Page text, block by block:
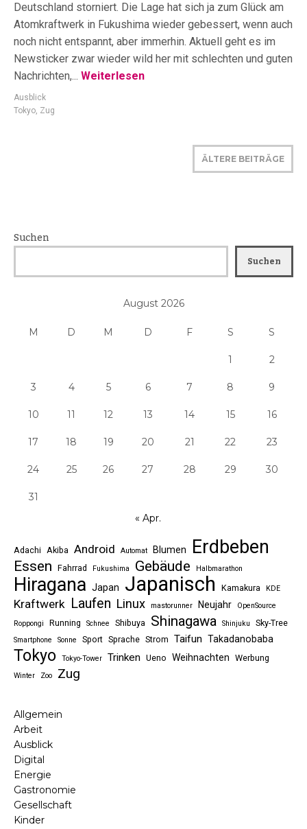
Deutschland storniert. Die Lage hat sich ja zum Glück am
Atomkraftwerk in Fukushima wieder gebessert, wenn auch
noch nicht entspannt, aber immerhin. Aktuell geht es im
Newsticker zwar wieder wild her mit schlechten und guten
Nachrichten,... Weiterlesen
Ausblick
Tokyo, Zug
ÄLTERE BEITRÄGE
Suchen
Suchen
August 2026
M D M D F S S
1 2
3 4 5 6 7 8 9
10 11 12 13 14 15 16
17 18 19 20 21 22 23
24 25 26 27 28 29 30
31
« Apr.
Adachi Akiba Android Automat Blumen Erdbeben
Essen Fahrrad Fukushima Gebäude Halbmarathon
Hiragana Japan Japanisch Kamakura KDE
Kraftwerk Laufen Linux mastorunner Neujahr
OpenSource
Roppongi
Running Schnee Shibuya Shinagawa Shinjuku Sky-Tree
Smartphone Sonne Sport Sprache Strom Taifun Takadanobaba
Tokyo Tokyo-Tower Trinken Ueno Weihnachten Werbung
Winter Zoo Zug
Allgemein
Arbeit
Ausblick
Digital
Energie
Gastronomie
Gesellschaft
Kinder